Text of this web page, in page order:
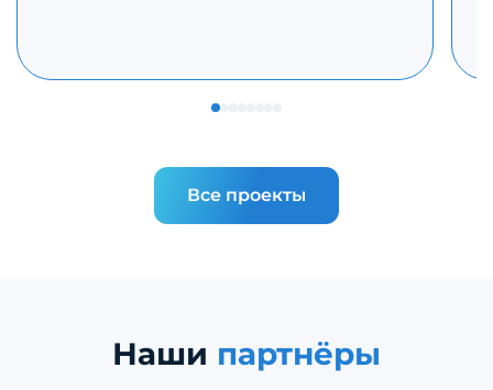
Все проекты
Наши партнёры